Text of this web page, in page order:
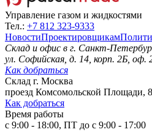
Управление газом и жидкостями
Тел.: +7 812 323-9333
НовостиПроектировщикам
Склад и офис в г. Санкт-
ул. Софийская, д. 14, корп. 2Б, оф.
Как добраться
Склад г. Москва
проезд Комсомольской Площади, 8
Как добраться
Время работы
с 9:00 - 18:00, ПТ до с 9:00 - 17:00